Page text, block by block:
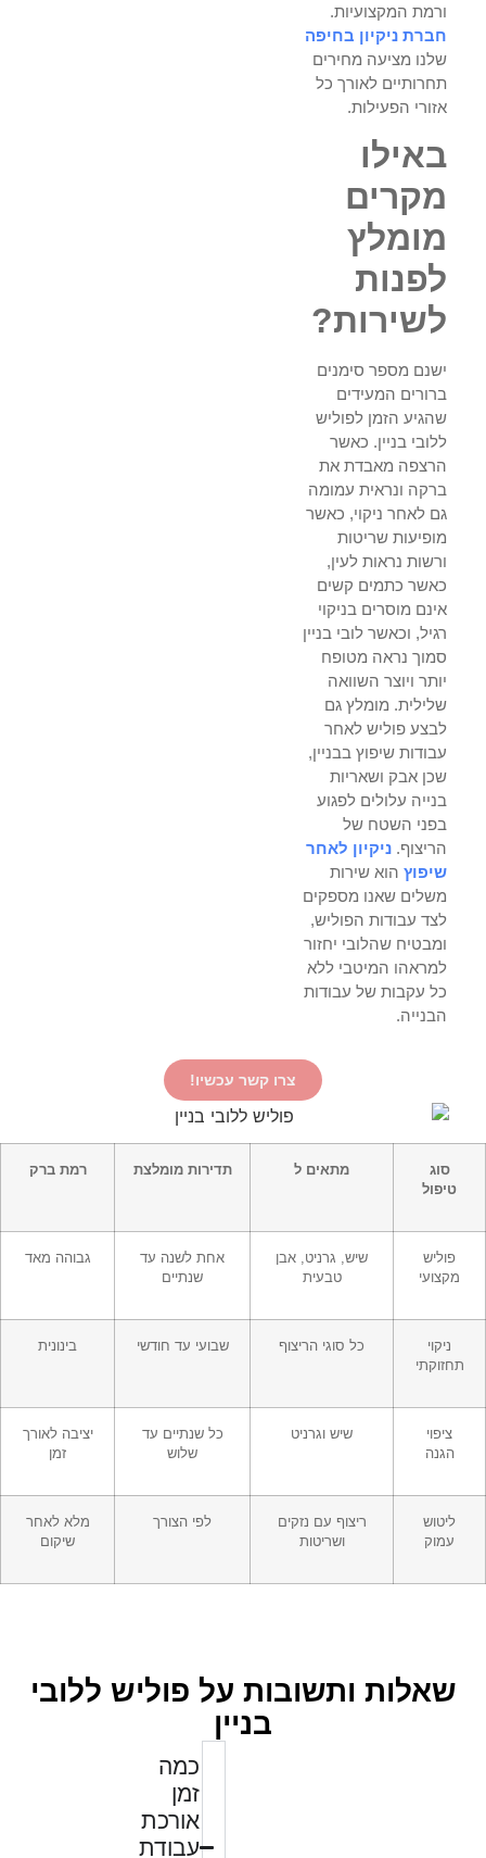
ורמת המקצועיות.
חברת ניקיון בחיפה
שלנו מציעה מחירים
תחרותיים לאורך כל
אזורי הפעילות.
באילו
מקרים
מומלץ
לפנות
לשירות?
ישנם מספר סימנים
ברורים המעידים
שהגיע הזמן לפוליש
ללובי בניין. כאשר
הרצפה מאבדת את
ברקה ונראית עמומה
גם לאחר ניקוי, כאשר
מופיעות שריטות
ורשות נראות לעין,
כאשר כתמים קשים
אינם מוסרים בניקוי
רגיל, וכאשר לובי בניין
סמוך נראה מטופח
יותר ויוצר השוואה
שלילית. מומלץ גם
לבצע פוליש לאחר
עבודות שיפוץ בבניין,
שכן אבק ושאריות
בנייה עלולים לפגוע
בפני השטח של
הריצוף.ניקיון לאחר
שיפוץ הוא שירות
משלים שאנו מספקים
לצד עבודות הפוליש,
ומבטיח שהלובי יחזור
למראהו המיטבי ללא
כל עקבות של עבודות
הבנייה.
צרו קשר עכשיו!
סוג
טיפול
מתאים ל תדירות מומלצת רמת ברק
פוליש
מקצועי
שיש, גרניט, אבן
טבעית
אחת לשנה עד
שנתיים
גבוהה מאד
ניקוי
תחזוקתי
כל סוגי הריצוף שבועי עד חודשי בינונית
ציפוי
הגנה
שיש וגרניט
כל שנתיים עד
שלוש
יציבה לאורך
זמן
ליטוש
עמוק
ריצוף עם נזקים
ושריטות
לפי הצורך
מלא לאחר
שיקום
שאלות ותשובות על פוליש ללובי
בניין
כמה
זמן
אורכת
עבודת